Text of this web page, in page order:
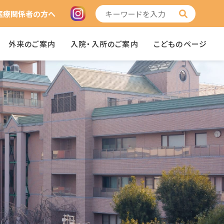
療関係者の方へ
外来のご案内 入院・入所のご案内 こどものページ